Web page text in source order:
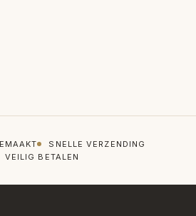
SNELLE VERZENDING
VEILIG BETALEN